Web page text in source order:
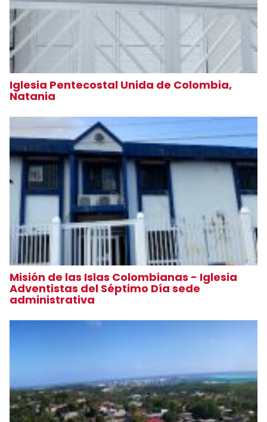
Iglesia Pentecostal Unida de Colombia,
Natania
Misión de las Islas Colombianas - Iglesia
Adventistas del Séptimo Día sede
administrativa